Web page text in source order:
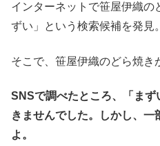
インターネットで笹屋伊織の
ずい」という検索候補を発見。
そこで、笹屋伊織のどら焼き
SNSで調べたところ、「ま
きませんでした。しかし、
よ。